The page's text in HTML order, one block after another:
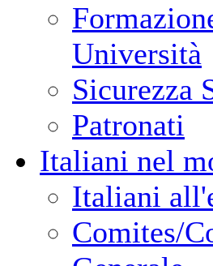
Università
Sicurezza
Patronati
Italiani nel
Italiani
Comites/